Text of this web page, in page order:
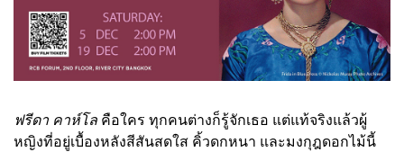
ฟรีดา คาห์โล คือใคร ทุกคนต่างก็รู้จักเธอ แต่แท้จริงแล้วผู้
หญิงที่อยู่เบื้องหลังสีสันสดใส คิ้วดกหนา และมงกุฎดอกไม้นี้